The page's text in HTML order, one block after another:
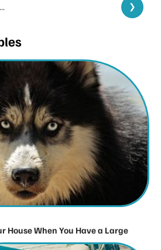
House When You Have a Large